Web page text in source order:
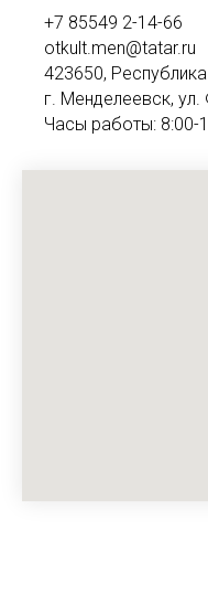
+7 85549 2-14-66
otkult.men@tatar.ru
423650,
г. Менделеевск,
Часы работы: 8:00-